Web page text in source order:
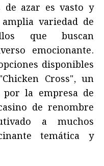
azar es vasto y
variedad de
que buscan
emocionante.
disponibles
Cross", un
la empresa de
de renombre
a muchos
temática y